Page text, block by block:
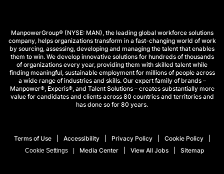
ManpowerGroup® (NYSE: MAN), the leading global workforce solutions
company, helps organizations transform in a fast-changing world of work
by sourcing, assessing, developing and managing the talent that enables
them to win. We develop innovative solutions for hundreds of thousands
of organizations every year, providing them with skilled talent while
finding meaningful, sustainable employment for millions of people across
a wide range of industries and skills. Our expert family of brands –
Manpower®, Experis®, and Talent Solutions – creates substantially more
value for candidates and clients across 80 countries and territories and
has done so for 80 years.
Terms of Use Accessibility Privacy Policy Cookie Policy
Cookie Settings Media Center View All Jobs Sitemap